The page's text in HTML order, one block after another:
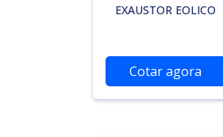
EXAUSTOR EOLICO
Cotar agora